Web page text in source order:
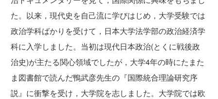
た。以来，現代史を自己流に学びはじめ，大学受験では
政治学科ばかりを受けて，日本大学法学部の政治経済学
科に入学しました。当初は現代日本政治(とくに戦後政
治史)が主たる関心領域でしたが，大学4年の時にたまた
ま図書館で読んだ鴨武彦先生の『国際統合理論研究序
説』に衝撃を受け，大学院を志しました。大学院では欧